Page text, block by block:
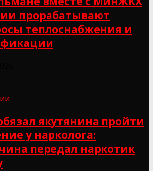
прорабатывают
теплоснабжения и
якутянина пройти
у нарколога:
передал наркотик